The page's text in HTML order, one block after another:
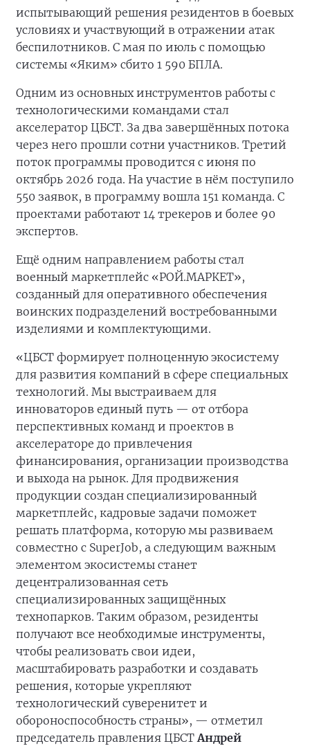
испытывающий решения резидентов в боевых
условиях и участвующий в отражении атак
беспилотников. С мая по июль с помощью
системы «Яким» сбито 1 590 БПЛА.
Одним из основных инструментов работы с
технологическими командами стал
акселератор ЦБСТ. За два завершённых потока
через него прошли сотни участников. Третий
поток программы проводится с июня по
октябрь 2026 года. На участие в нём поступило
550 заявок, в программу вошла 151 команда. С
проектами работают 14 трекеров и более 90
экспертов.
Ещё одним направлением работы стал
военный маркетплейс «РОЙ.МАРКЕТ»,
созданный для оперативного обеспечения
воинских подразделений востребованными
изделиями и комплектующими.
«ЦБСТ формирует полноценную экосистему
для развития компаний в сфере специальных
технологий. Мы выстраиваем для
инноваторов единый путь — от отбора
перспективных команд и проектов в
акселераторе до привлечения
финансирования, организации производства
и выхода на рынок. Для продвижения
продукции создан специализированный
маркетплейс, кадровые задачи поможет
решать платформа, которую мы развиваем
совместно с SuperJob, а следующим важным
элементом экосистемы станет
децентрализованная сеть
специализированных защищённых
технопарков. Таким образом, резиденты
получают все необходимые инструменты,
чтобы реализовать свои идеи,
масштабировать разработки и создавать
решения, которые укрепляют
технологический суверенитет и
обороноспособность страны», — отметил
председатель правления ЦБСТАндрей